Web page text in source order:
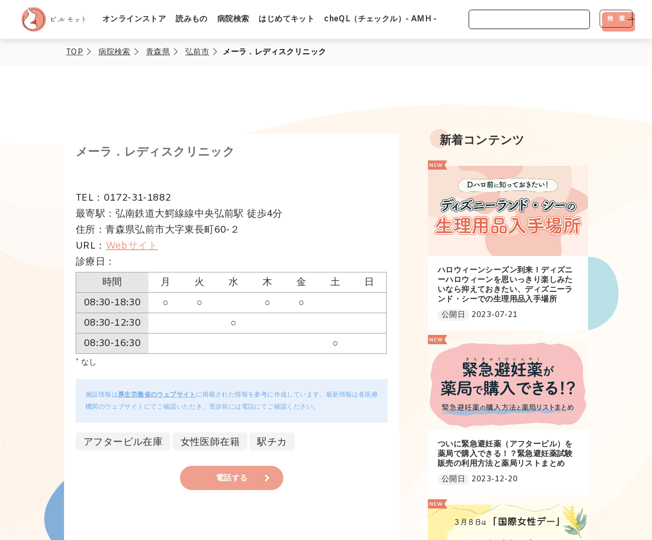
オンラインストア 読みもの 病院検索 はじめてキット cheQL（チェックル）- AMH - 検 索
TOP 病院検索 青森県 弘前市 メーラ．レディスクリニック
メーラ．レディスクリニック
TEL：0172-31-1882
最寄駅：弘南鉄道大鰐線線中央弘前駅 徒歩4分
住所：青森県弘前市大字東長町60-２
URL：Webサイト
診療日：
時間
月 火 水 木 金 土
日
08:30-18:30
○ ○ ○
○
08:30-12:30
○
08:30-16:30
○
* なし
施設情報は厚生労働省のウェブサイト に掲載された情報を参考に作成しています。最新情報は各医療
機関のウェブサイトにてご確認いただき、受診前には電話にてご確認ください。
アフターピル在庫 女性医師在籍 駅チカ
電話する
新着コンテンツ
ハロウィーンシーズン到来！ディズニ
ーハロウィーンを思いっきり楽しみた
いなら抑えておきたい、ディズニーラ
ンド・シーでの生理用品入手場所
公開日
2023-07-21
ついに緊急避妊薬（アフターピル）を
薬局で購入できる！？緊急避妊薬試験
販売の利用方法と薬局リストまとめ
公開日
2023-12-20